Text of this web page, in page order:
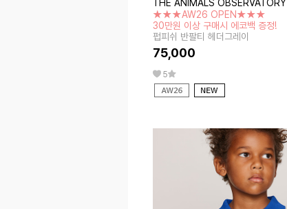
THE ANIMALS OBSERVATORY
★★★AW26 OPEN★★★
30만원 이상 구매시 에코백 증정!
펍피쉬 반팔티 헤더그레이
75,000
5